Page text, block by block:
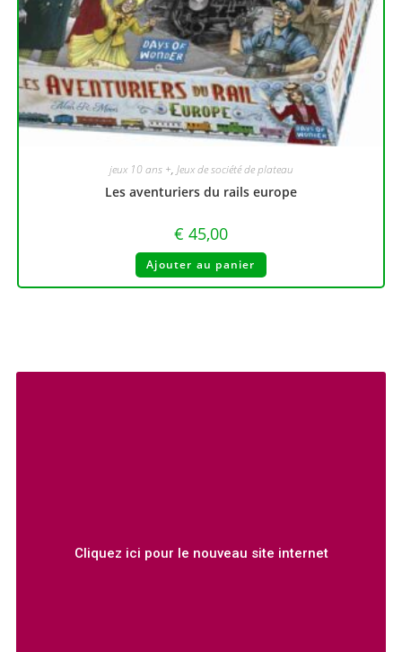
jeux 10 ans +, Jeux de société de plateau
Les aventuriers du rails europe
€ 45,00
Ajouter au panier
Cliquez ici pour le nouveau site internet